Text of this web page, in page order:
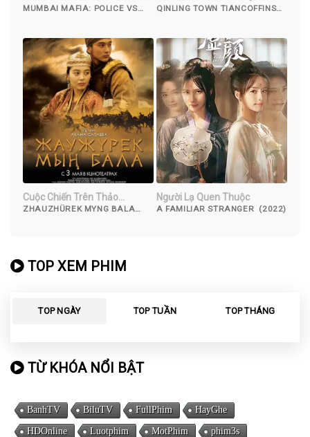
Thế Giới Ngầm
MUMBAI MAFIA: POLICE VS
QINLING TOWN TIANCOFFINS
Cuộc Chiến Trên Thảo
Nguyên
ZHAUZHÜREK MYNG BALA
Người Lạ Quen Thuộc
A FAMILIAR STRANGER (2022)
TOP XEM PHIM
TOP NGÀY TOP TUẦN TOP THÁNG
TỪ KHÓA NỔI BẬT
BanhTV BiluTV FullPhim HayGhe
HDOnline Luotphim MotPhim phim3s